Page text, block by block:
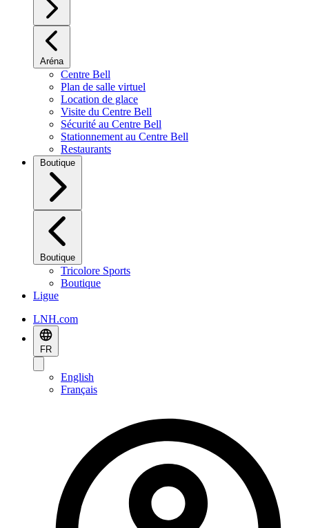
Aréna
Centre Bell
Plan de salle virtuel
Location de glace
Visite du Centre Bell
Sécurité au Centre Bell
Stationnement au Centre Bell
Restaurants
Boutique
Boutique
Tricolore Sports
Boutique
Ligue
LNH.com
FR
English
Français